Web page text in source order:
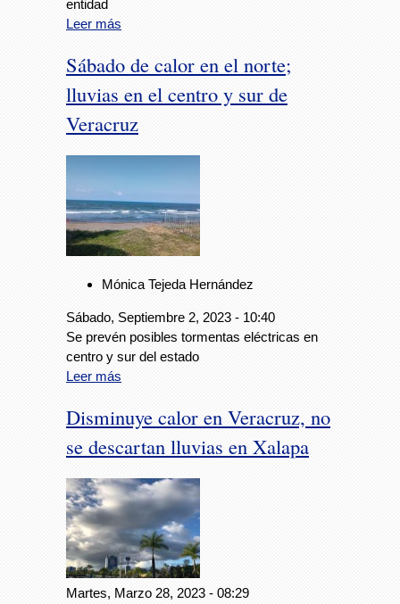
entidad
Leer más
Sábado de calor en el norte;
lluvias en el centro y sur de
Veracruz
Mónica Tejeda Hernández
Sábado, Septiembre 2, 2023 - 10:40
Se prevén posibles tormentas eléctricas en
centro y sur del estado
Leer más
Disminuye calor en Veracruz, no
se descartan lluvias en Xalapa
Martes, Marzo 28, 2023 - 08:29